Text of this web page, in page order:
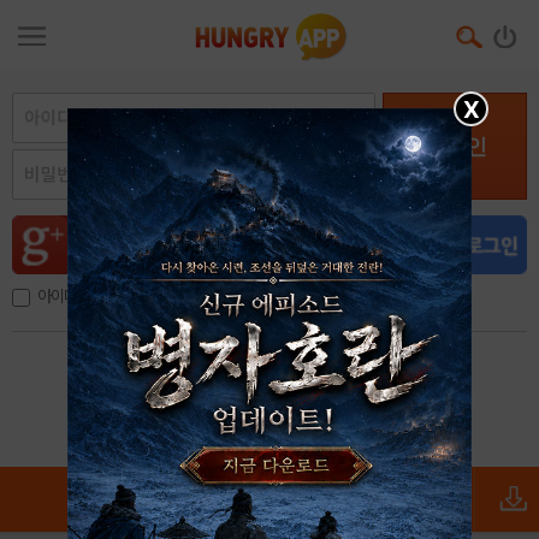
로그인
아이디, 이메일 저장
아이디 / 비밀번호 찾기 회원가입
X